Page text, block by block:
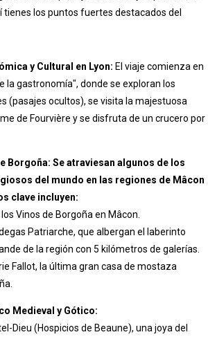
tienes los puntos fuertes destacados del
y Cultural en Lyon: El viaje comienza en
la gastronomía", donde se exploran los
(pasajes ocultos), se visita la majestuosa
de Fourvière y se disfruta de un crucero por
Borgoña: Se atraviesan algunos de los
del mundo en las regiones de Mâcon
clave incluyen:
Vinos de Borgoña en Mâcon.
Patriarche, que albergan el laberinto
de la región con 5 kilómetros de galerías.
Fallot, la última gran casa de mostaza
Medieval y Gótico:
Dieu (Hospicios de Beaune), una joya del